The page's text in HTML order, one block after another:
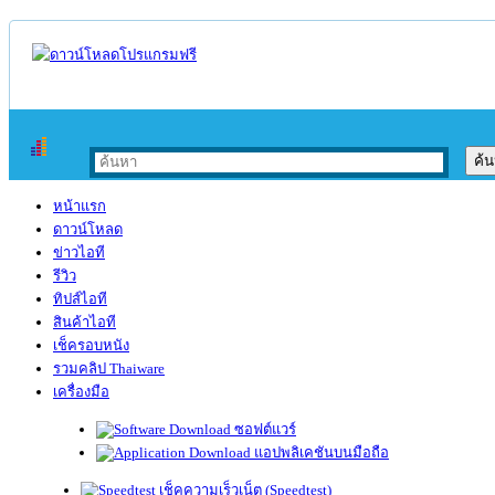
หน้าแรก
ดาวน์โหลด
ข่าวไอที
รีวิว
ทิปส์ไอที
สินค้าไอที
เช็ครอบหนัง
รวมคลิป Thaiware
เครื่องมือ
ซอฟต์แวร์
แอปพลิเคชันบนมือถือ
เช็คความเร็วเน็ต (Speedtest)